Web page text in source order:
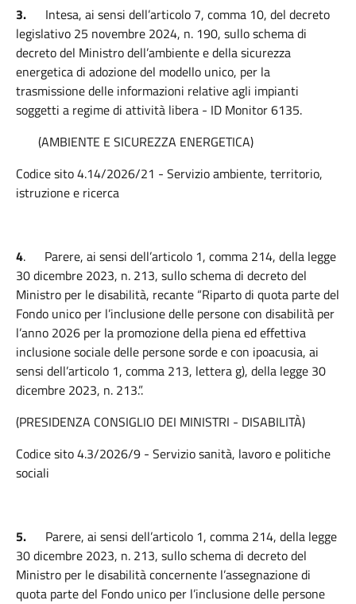
3.
Intesa, ai sensi dell’articolo 7, comma 10, del decreto
legislativo 25 novembre 2024, n. 190, sullo schema di
decreto del Ministro dell’ambiente e della sicurezza
energetica di adozione del modello unico, per la
trasmissione delle informazioni relative agli impianti
soggetti a regime di attività libera - ID Monitor 6135.
(AMBIENTE E SICUREZZA ENERGETICA)
Codice sito 4.14/2026/21 - Servizio ambiente, territorio,
istruzione e ricerca
4. Parere, ai sensi dell’articolo 1, comma 214, della legge
30 dicembre 2023, n. 213, sullo schema di decreto del
Ministro per le disabilità, recante “Riparto di quota parte del
Fondo unico per l’inclusione delle persone con disabilità per
l’anno 2026 per la promozione della piena ed effettiva
inclusione sociale delle persone sorde e con ipoacusia, ai
sensi dell’articolo 1, comma 213, lettera g), della legge 30
dicembre 2023, n. 213.”.
(PRESIDENZA CONSIGLIO DEI MINISTRI - DISABILITÀ)
Codice sito 4.3/2026/9 - Servizio sanità, lavoro e politiche
sociali
5.
Parere, ai sensi dell’articolo 1, comma 214, della legge
30 dicembre 2023, n. 213, sullo schema di decreto del
Ministro per le disabilità concernente l’assegnazione di
quota parte del Fondo unico per l’inclusione delle persone